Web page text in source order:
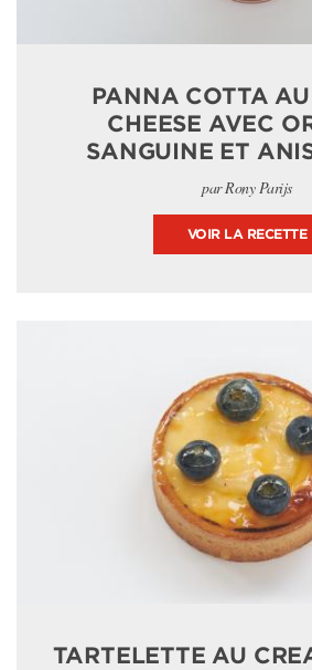
PANNA COTTA
CHEESE AVEC
SANGUINE ET
par Rony Parijs
VOIR LA RECETTE
TARTELETTE AU